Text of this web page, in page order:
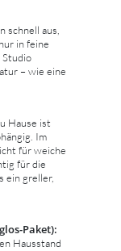
schnell aus,
in feine
– wie eine
Hause ist
Im
für weiche
für die
ein greller,
Paket):
Hausstand